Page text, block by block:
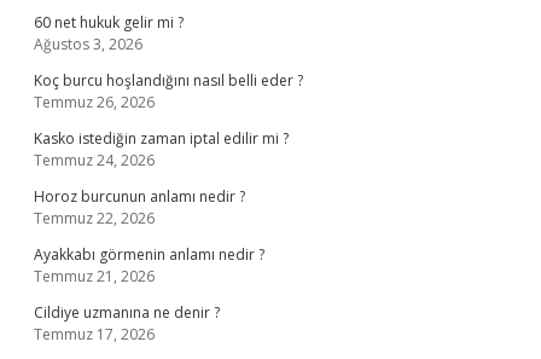
60 net hukuk gelir mi ?
Ağustos 3, 2026
Koç burcu hoşlandığını nasıl belli eder ?
Temmuz 26, 2026
Kasko istediğin zaman iptal edilir mi ?
Temmuz 24, 2026
Horoz burcunun anlamı nedir ?
Temmuz 22, 2026
Ayakkabı görmenin anlamı nedir ?
Temmuz 21, 2026
Cildiye uzmanına ne denir ?
Temmuz 17, 2026